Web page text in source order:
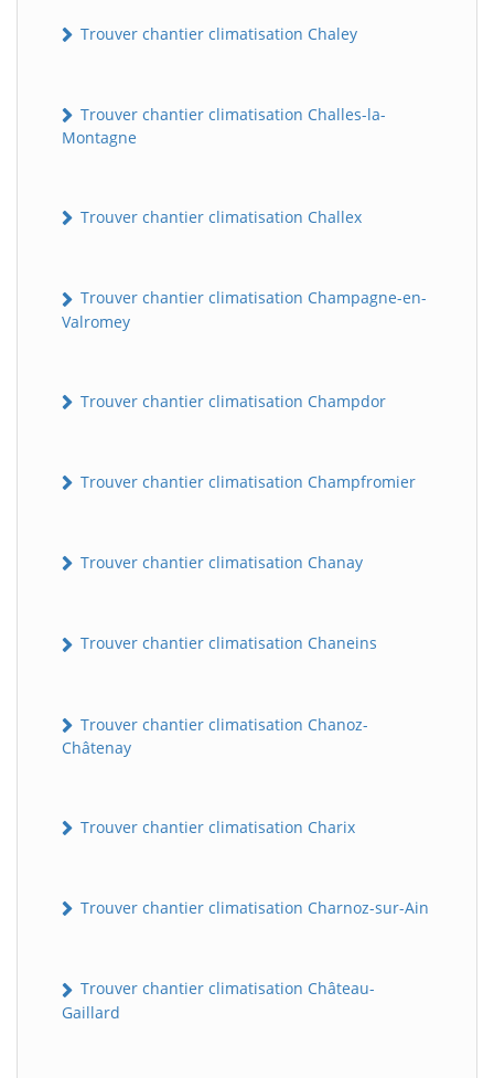
Trouver chantier climatisation Chaley
Trouver chantier climatisation Challes-la-
Montagne
Trouver chantier climatisation Challex
Trouver chantier climatisation Champagne-en-
Valromey
Trouver chantier climatisation Champdor
Trouver chantier climatisation Champfromier
Trouver chantier climatisation Chanay
Trouver chantier climatisation Chaneins
Trouver chantier climatisation Chanoz-
Châtenay
Trouver chantier climatisation Charix
Trouver chantier climatisation Charnoz-sur-Ain
Trouver chantier climatisation Château-
Gaillard